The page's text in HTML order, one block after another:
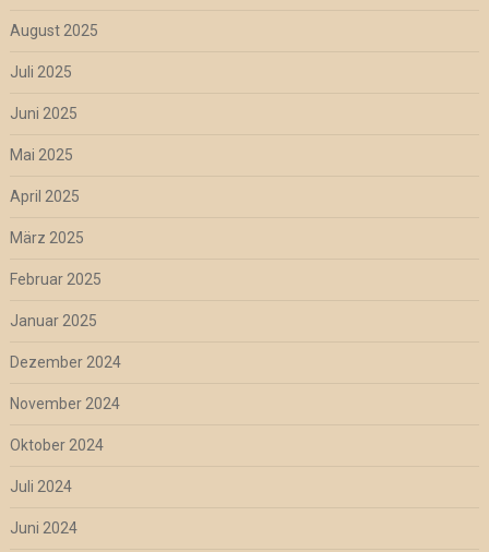
August 2025
Juli 2025
Juni 2025
Mai 2025
April 2025
März 2025
Februar 2025
Januar 2025
Dezember 2024
November 2024
Oktober 2024
Juli 2024
Juni 2024